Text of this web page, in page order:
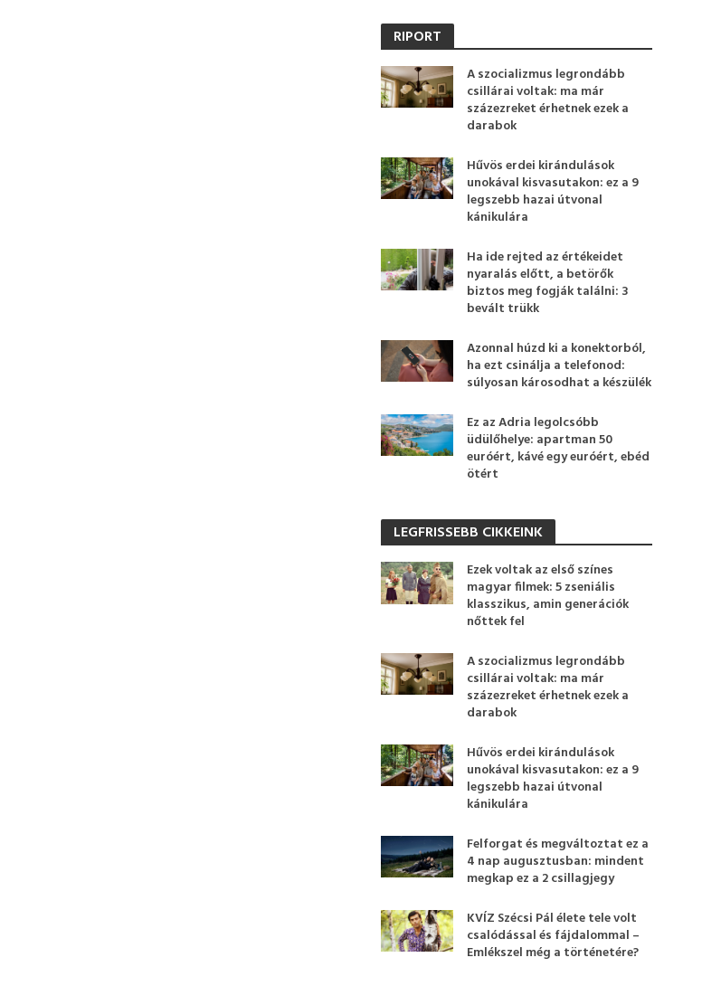
RIPORT
A szocializmus legrondább
csillárai voltak: ma már
százezreket érhetnek ezek a
darabok
Hűvös erdei kirándulások
unokával kisvasutakon: ez a 9
legszebb hazai útvonal
kánikulára
Ha ide rejted az értékeidet
nyaralás előtt, a betörők
biztos meg fogják találni: 3
bevált trükk
Azonnal húzd ki a konektorból,
ha ezt csinálja a telefonod:
súlyosan károsodhat a készülék
Ez az Adria legolcsóbb
üdülőhelye: apartman 50
euróért, kávé egy euróért, ebéd
ötért
LEGFRISSEBB CIKKEINK
Ezek voltak az első színes
magyar filmek: 5 zseniális
klasszikus, amin generációk
nőttek fel
A szocializmus legrondább
csillárai voltak: ma már
százezreket érhetnek ezek a
darabok
Hűvös erdei kirándulások
unokával kisvasutakon: ez a 9
legszebb hazai útvonal
kánikulára
Felforgat és megváltoztat ez a
4 nap augusztusban: mindent
megkap ez a 2 csillagjegy
KVÍZ Szécsi Pál élete tele volt
csalódással és fájdalommal –
Emlékszel még a történetére?